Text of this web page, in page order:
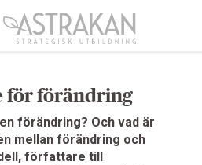
för förändring
förändring? Och vad är
mellan förändring och
författare till